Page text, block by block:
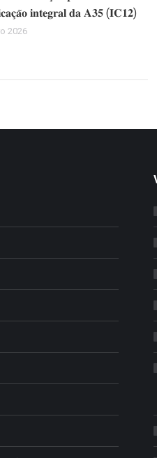
𝐢𝐧𝐭𝐞𝐠𝐫𝐚𝐥 𝐝𝐚 𝐀𝟑𝟓 (𝐈𝐂𝟏𝟐)
2026